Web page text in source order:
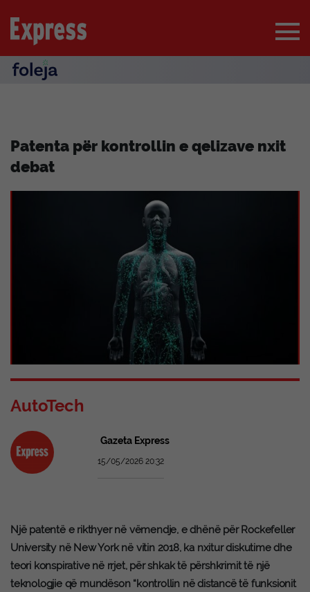
Patenta për kontrollin e qelizave nxit
debat
AutoTech
Gazeta Express
15/05/2026 20:32
Një patentë e rikthyer në vëmendje, e dhënë për Rockefeller
University në New York në vitin 2018, ka nxitur diskutime dhe
teori konspirative në rrjet, për shkak të përshkrimit të një
teknologjie që mundëson “kontrollin në distancë të funksionit